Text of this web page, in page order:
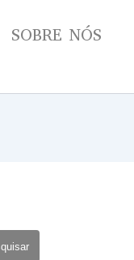
SOBRE NÓS